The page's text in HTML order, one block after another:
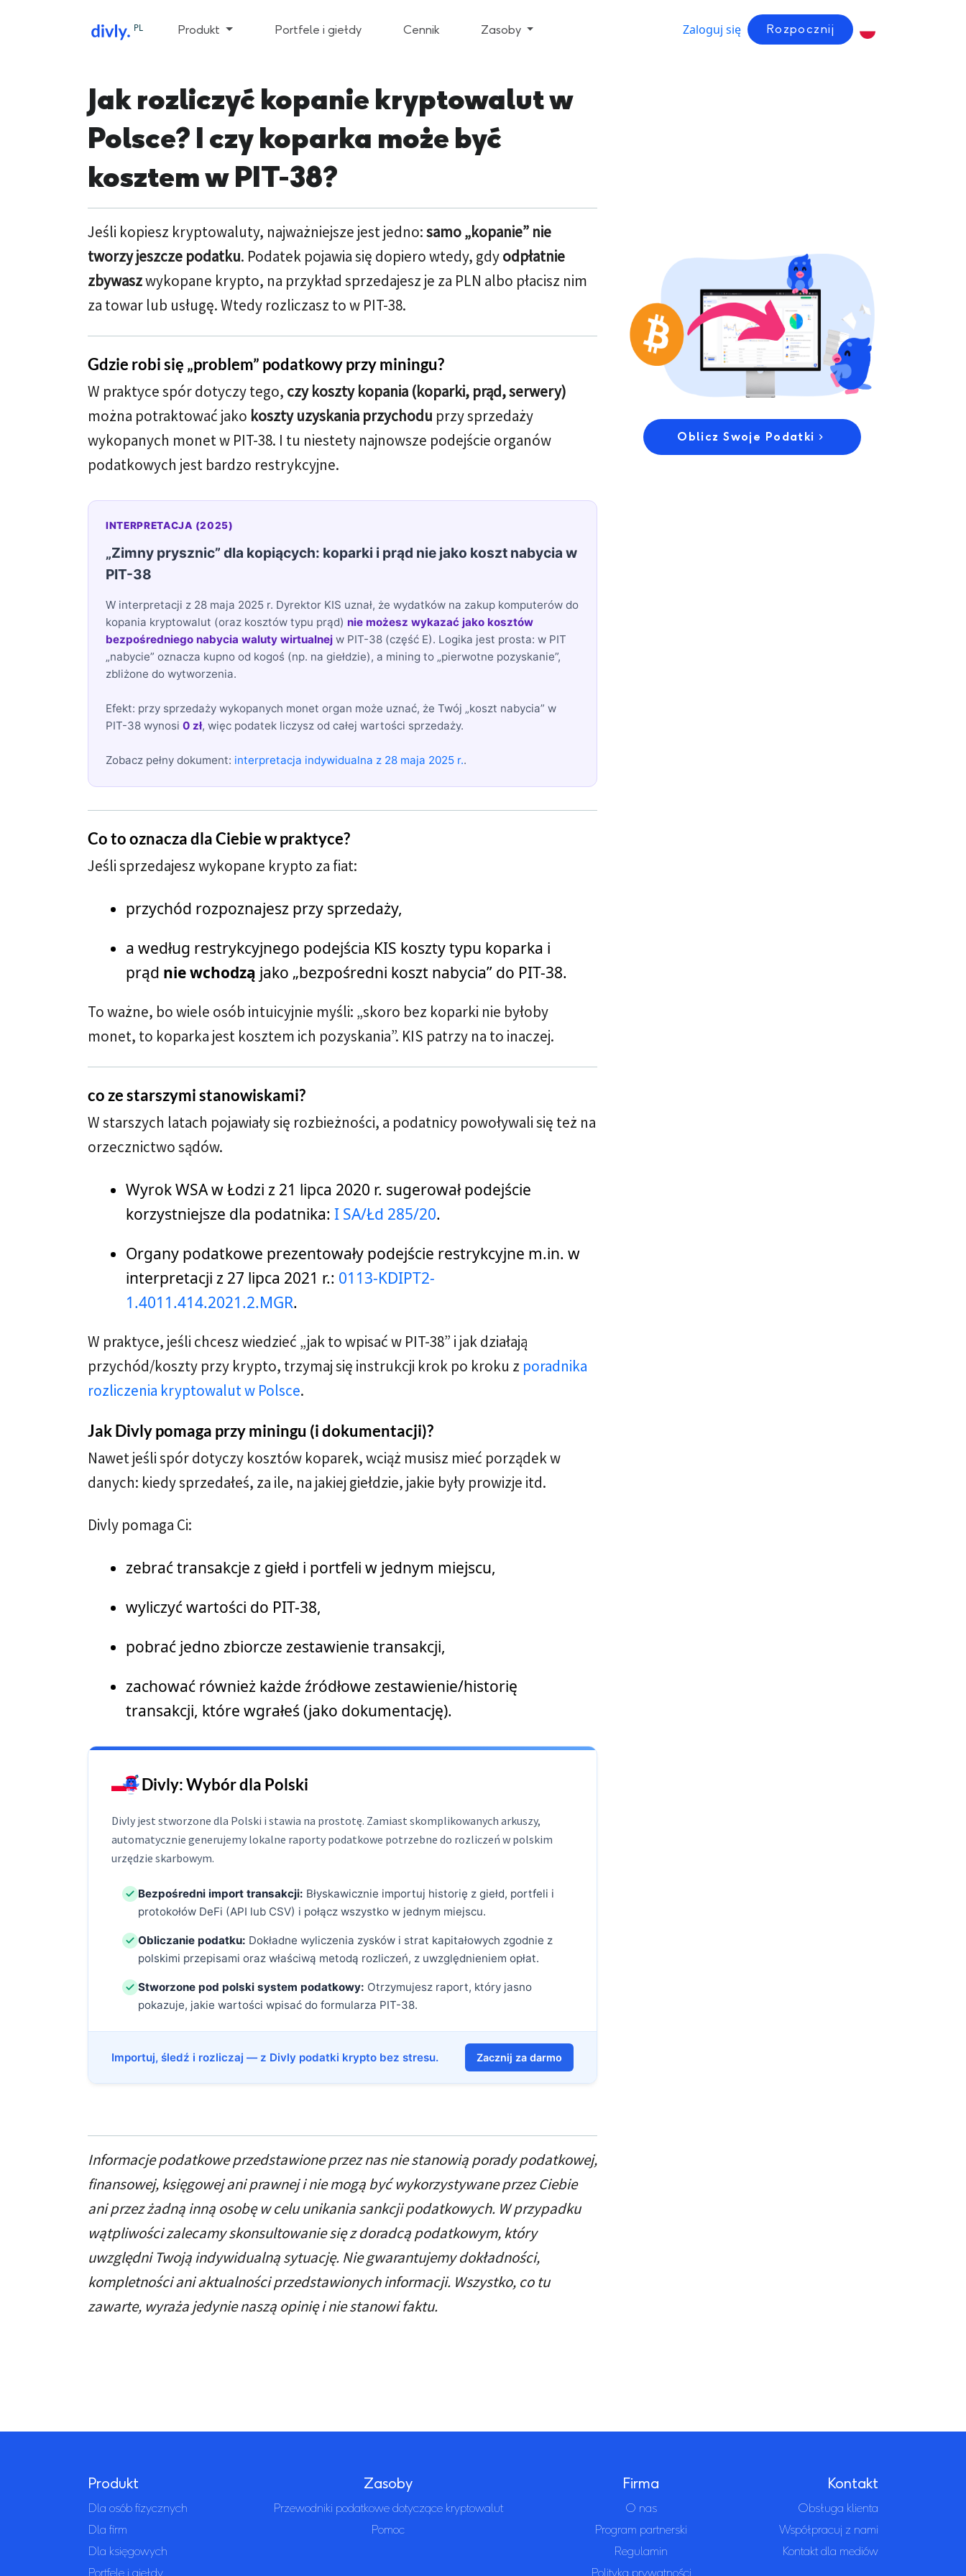
PL Produkt Portfele i giełdy Cennik Zasoby Zaloguj się Rozpocznij
Jak rozliczyć kopanie kryptowalut w
Polsce? I czy koparka może być
kosztem w PIT-38?
Jeśli kopiesz kryptowaluty, najważniejsze jest jedno:samo „kopanie” nie
tworzy jeszcze podatku. Podatek pojawia się dopiero wtedy, gdyodpłatnie
zbywaszwykopane krypto, na przykład sprzedajesz je za PLN albo płacisz nim
za towar lub usługę. Wtedy rozliczasz to w PIT-38.
Gdzie robi się „problem” podatkowy przy miningu?
W praktyce spór dotyczy tego, czy koszty kopania (koparki, prąd, serwery)
można potraktować jako koszty uzyskania przychodu przy sprzedaży
wykopanych monet w PIT-38. I tu niestety najnowsze podejście organów
podatkowych jest bardzo restrykcyjne.
INTERPRETACJA (2025)
„Zimny prysznic” dla kopiących: koparki i prąd nie jako koszt nabycia w
PIT-38
W interpretacji z 28 maja 2025 r. Dyrektor KIS uznał, że wydatków na zakup komputerów do
kopania kryptowalut (oraz kosztów typu prąd) nie możesz wykazać jako kosztów
bezpośredniego nabycia waluty wirtualnej w PIT-38 (część E). Logika jest prosta: w PIT
„nabycie” oznacza kupno od kogoś (np. na giełdzie), a mining to „pierwotne pozyskanie”,
zbliżone do wytworzenia.
Efekt: przy sprzedaży wykopanych monet organ może uznać, że Twój „koszt nabycia” w
PIT-38 wynosi 0 zł, więc podatek liczysz od całej wartości sprzedaży.
Zobacz pełny dokument: interpretacja indywidualna z 28 maja 2025 r..
Co to oznacza dla Ciebie w praktyce?
Jeśli sprzedajesz wykopane krypto za fiat:
przychód rozpoznajesz przy sprzedaży,
a według restrykcyjnego podejścia KIS koszty typu koparka i
prąd nie wchodzą jako „bezpośredni koszt nabycia” do PIT-38.
To ważne, bo wiele osób intuicyjnie myśli: „skoro bez koparki nie byłoby
monet, to koparka jest kosztem ich pozyskania”. KIS patrzy na to inaczej.
co ze starszymi stanowiskami?
W starszych latach pojawiały się rozbieżności, a podatnicy powoływali się też na
orzecznictwo sądów.
Wyrok WSA w Łodzi z 21 lipca 2020 r. sugerował podejście
korzystniejsze dla podatnika: I SA/Łd 285/20.
Organy podatkowe prezentowały podejście restrykcyjne m.in. w
interpretacji z 27 lipca 2021 r.: 0113-KDIPT2-
1.4011.414.2021.2.MGR.
W praktyce, jeśli chcesz wiedzieć „jak to wpisać w PIT-38” i jak działają
przychód/koszty przy krypto, trzymaj się instrukcji krok po kroku z poradnika
rozliczenia kryptowalut w Polsce.
Jak Divly pomaga przy miningu (i dokumentacji)?
Nawet jeśli spór dotyczy kosztów koparek, wciąż musisz mieć porządek w
danych: kiedy sprzedałeś, za ile, na jakiej giełdzie, jakie były prowizje itd.
Divly pomaga Ci:
zebrać transakcje z giełd i portfeli w jednym miejscu,
wyliczyć wartości do PIT-38,
pobrać jedno zbiorcze zestawienie transakcji,
zachować również każde źródłowe zestawienie/historię
transakcji, które wgrałeś (jako dokumentację).
Divly: Wybór dla Polski
Divly jest stworzone dla Polski i stawia na prostotę. Zamiast skomplikowanych arkuszy,
automatycznie generujemy lokalne raporty podatkowe potrzebne do rozliczeń w polskim
urzędzie skarbowym.
Bezpośredni import transakcji: Błyskawicznie importuj historię z giełd, portfeli i
protokołów DeFi (API lub CSV) i połącz wszystko w jednym miejscu.
Obliczanie podatku: Dokładne wyliczenia zysków i strat kapitałowych zgodnie z
polskimi przepisami oraz właściwą metodą rozliczeń, z uwzględnieniem opłat.
Stworzone pod polski system podatkowy: Otrzymujesz raport, który jasno
pokazuje, jakie wartości wpisać do formularza PIT-38.
Importuj, śledź i rozliczaj — z Divly podatki krypto bez stresu. Zacznij za darmo
Informacje podatkowe przedstawione przez nas nie stanowią porady podatkowej,
finansowej, księgowej ani prawnej i nie mogą być wykorzystywane przez Ciebie
ani przez żadną inną osobę w celu unikania sankcji podatkowych. W przypadku
wątpliwości zalecamy skonsultowanie się z doradcą podatkowym, który
uwzględni Twoją indywidualną sytuację. Nie gwarantujemy dokładności,
kompletności ani aktualności przedstawionych informacji. Wszystko, co tu
zawarte, wyraża jedynie naszą opinię i nie stanowi faktu.
Oblicz Swoje Podatki
Produkt
Dla osób fizycznych
Dla firm
Dla księgowych
Portfele i giełdy
Zasoby
Przewodniki podatkowe dotyczące kryptowalut
Pomoc
Firma
O nas
Program partnerski
Regulamin
Polityka prywatności
Kontakt
Obsługa klienta
Współpracuj z nami
Kontakt dla mediów